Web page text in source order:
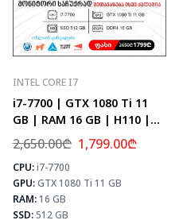
⚡ MAX FPS
CS2
133
PUBG
78
Fortnite
92
INTEL CORE I7
i7-7700 | GTX 1080 Ti 11
GB | RAM 16 GB | H110 |
SSD 512 GB
2,650.00₾ 1,799.00₾
CPU:i7-7700
GPU:GTX 1080 Ti 11 GB
RAM:16 GB
SSD:512 GB